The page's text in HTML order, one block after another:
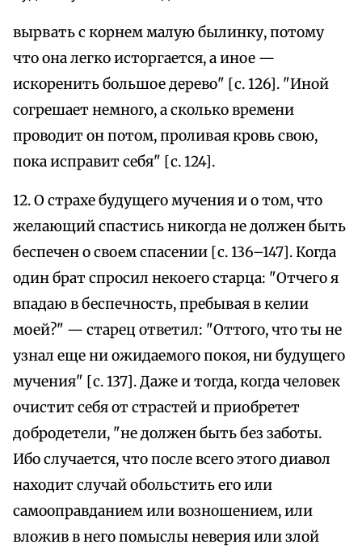
вырвать с корнем малую былинку, потому
что она легко исторгается, а иное —
искоренить большое дерево" [с. 126]. "Иной
согрешает немного, а сколько времени
проводит он потом, проливая кровь свою,
пока исправит себя" [с. 124].
12. О страхе будущего мучения и о том, что
желающий спастись никогда не должен быть
беспечен о своем спасении [с. 136–147]. Когда
один брат спросил некоего старца: "Отчего я
впадаю в беспечность, пребывая в келии
моей?" — старец ответил: "Оттого, что ты не
узнал еще ни ожидаемого покоя, ни будущего
мучения" [с. 137]. Даже и тогда, когда человек
очистит себя от страстей и приобретет
добродетели, "не должен быть без заботы.
Ибо случается, что после всего этого диавол
находит случай обольстить его или
самооправданием или возношением, или
вложив в него помыслы неверия или злой